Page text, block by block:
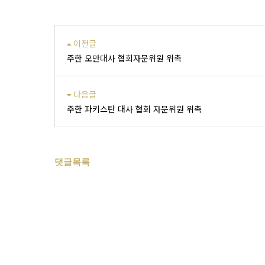
이전글
주한 오만대사 협회자문위원 위촉
다음글
주한 파키스탄 대사 협회 자문위원 위촉
댓글목록